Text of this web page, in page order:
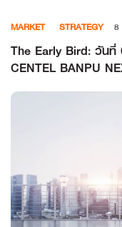
content
MARKET STRATEGY 8
The Early Bird: วันที่
CENTEL BANPU